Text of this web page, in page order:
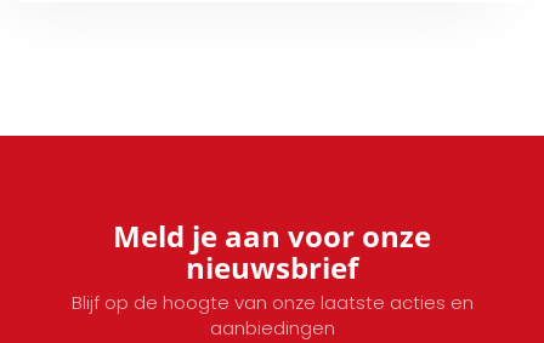
Meld je aan voor onze
nieuwsbrief
Blijf op de hoogte van onze laatste acties en
aanbiedingen